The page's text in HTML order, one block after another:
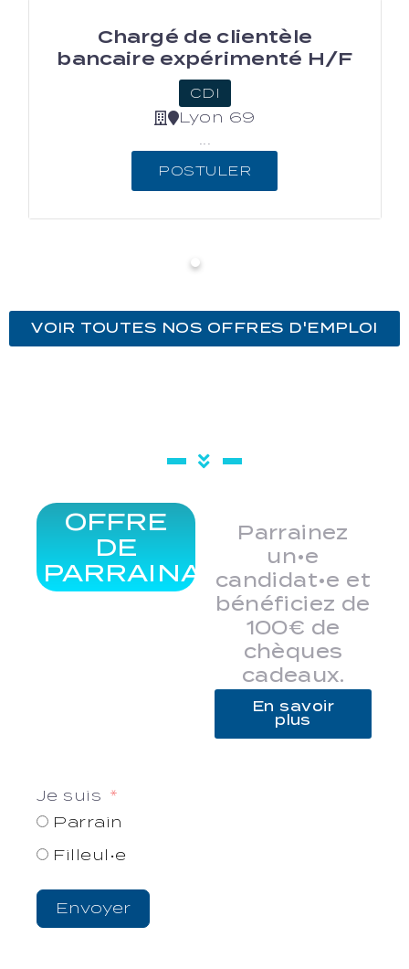
Chargé de clientèle
bancaire expérimenté H/F
CDI
Lyon 69
POSTULER
VOIR TOUTES NOS OFFRES D'EMPLOI
OFFRE
DE
PARRAINAGE
Parrainez
un•e
candidat•e et
bénéficiez de
100€ de
chèques
cadeaux.
En savoir
plus
Je suis
Parrain
Filleul•e
Envoyer